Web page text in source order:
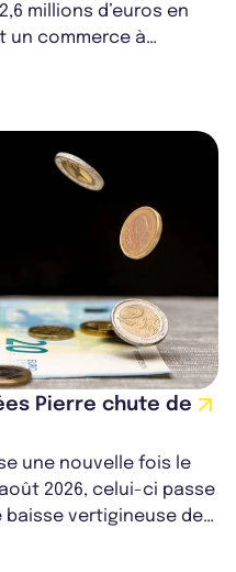
millions d’euros en
un commerce à
logisti...
Pierre chute de
une nouvelle fois le
2026, celui-ci passe
baisse vertigineuse de